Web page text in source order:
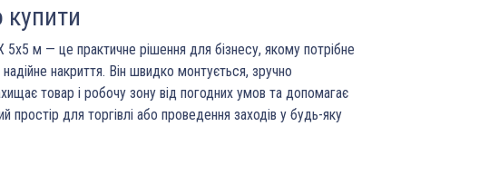
м — це практичне рішення для бізнесу, якому потрібне
накриття. Він швидко монтується, зручно
товар і робочу зону від погодних умов та допомагає
простір для торгівлі або проведення заходів у будь-яку